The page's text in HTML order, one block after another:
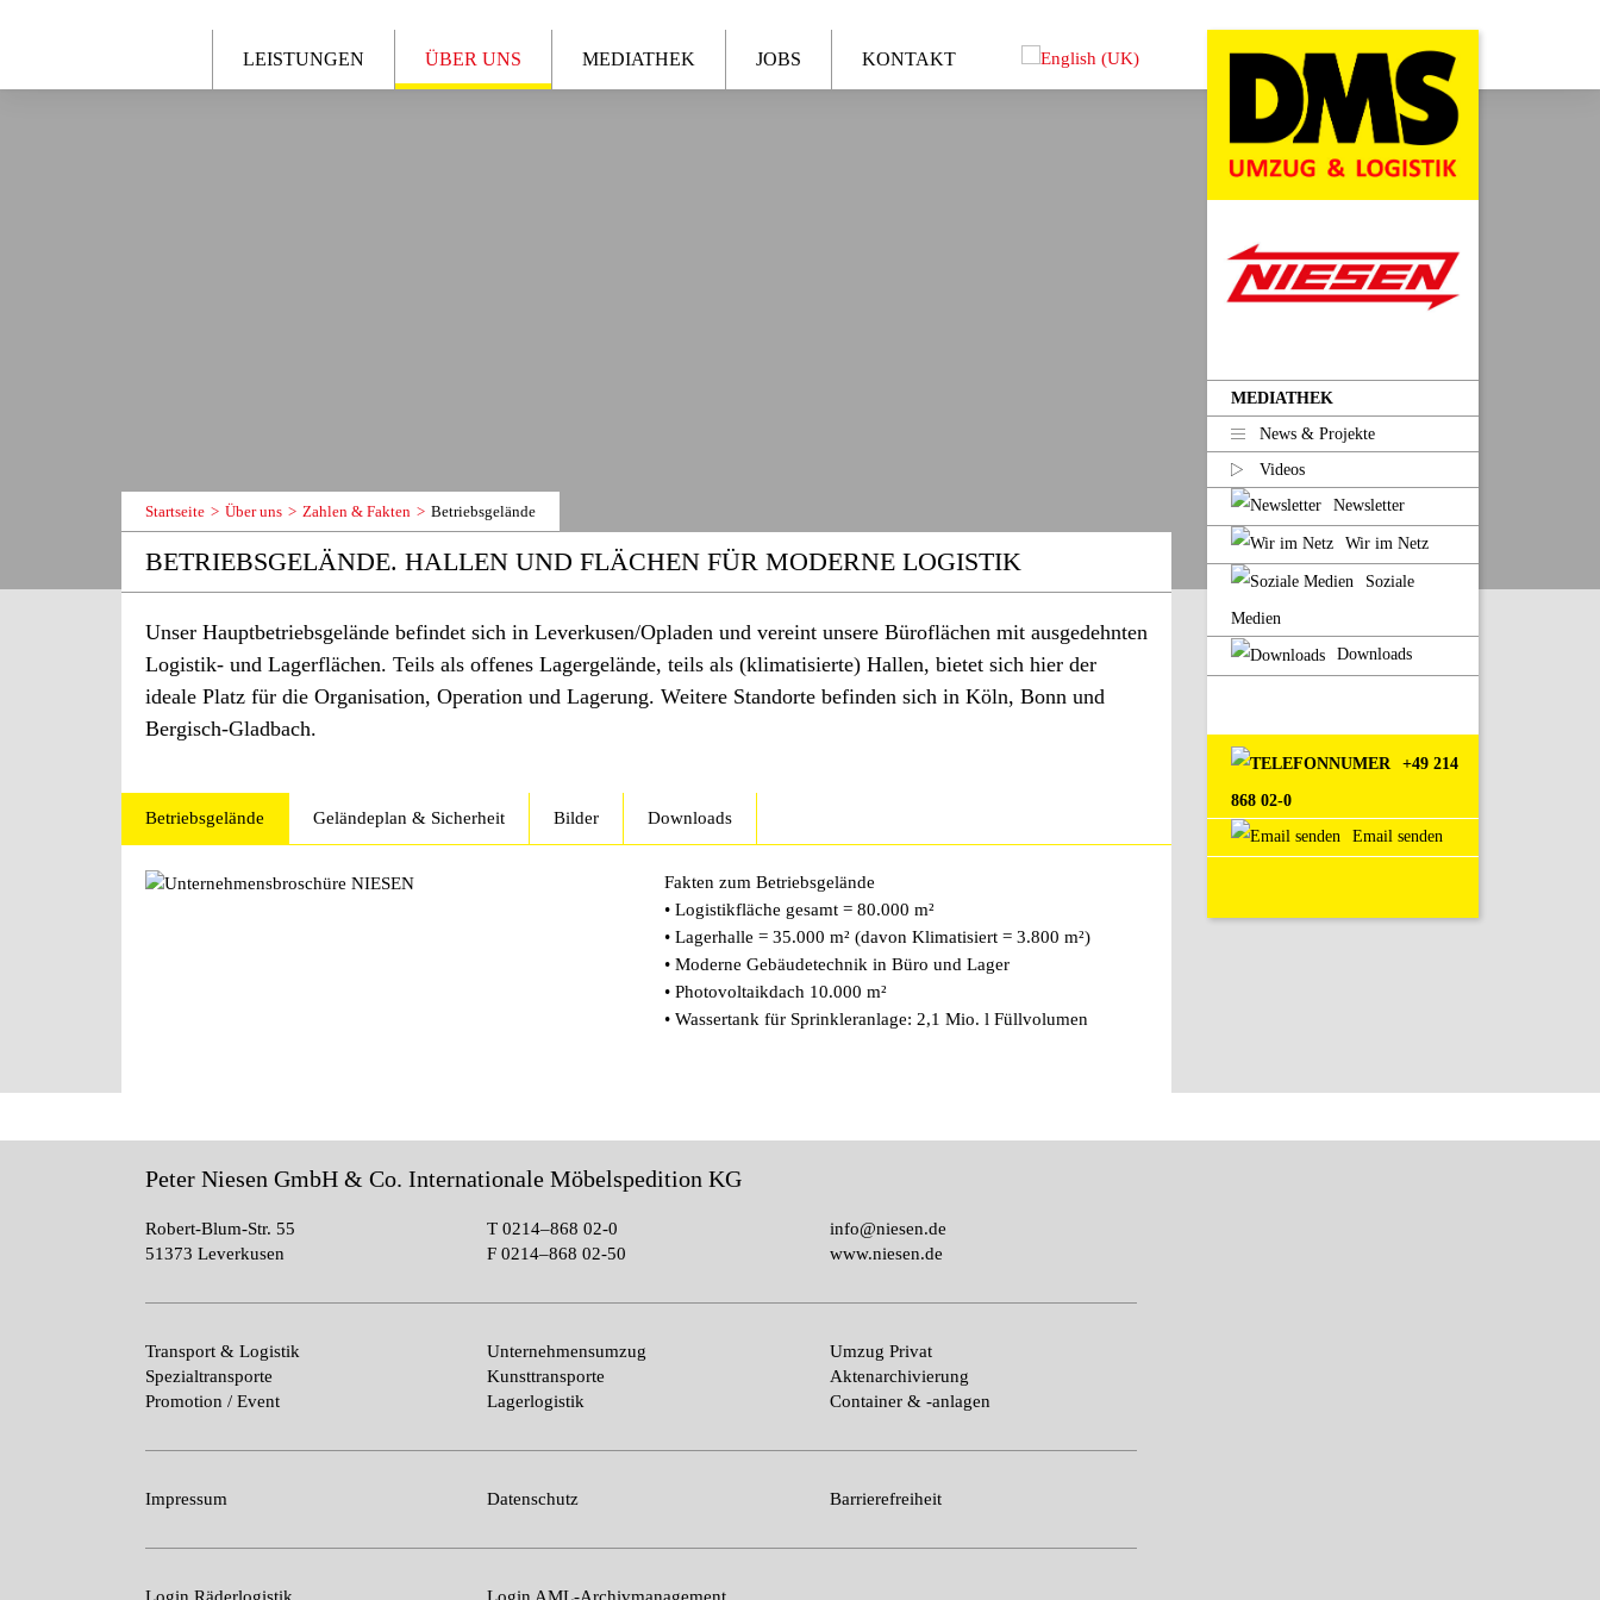
MEDIATHEK
News & Projekte
Videos
Newsletter
Wir im Netz
Soziale
Medien
Downloads
+49 214
868 02-0
Email senden
LEISTUNGEN ÜBER UNS MEDIATHEK JOBS KONTAKT
Startseite Über uns Zahlen & Fakten Betriebsgelände
BETRIEBSGELÄNDE. HALLEN UND FLÄCHEN FÜR MODERNE LOGISTIK
Unser Hauptbetriebsgelände befindet sich in Leverkusen/Opladen und vereint unsere Büroflächen mit ausgedehnten
Logistik- und Lagerflächen. Teils als offenes Lagergelände, teils als (klimatisierte) Hallen, bietet sich hier der
ideale Platz für die Organisation, Operation und Lagerung. Weitere Standorte befinden sich in Köln, Bonn und
Bergisch-Gladbach.
Betriebsgelände Geländeplan & Sicherheit Bilder Downloads
Fakten zum Betriebsgelände
• Logistikfläche gesamt = 80.000 m²
• Lagerhalle = 35.000 m² (davon Klimatisiert = 3.800 m²)
• Moderne Gebäudetechnik in Büro und Lager
• Photovoltaikdach 10.000 m²
• Wassertank für Sprinkleranlage: 2,1 Mio. l Füllvolumen
Peter Niesen GmbH & Co. Internationale Möbelspedition KG
Robert-Blum-Str. 55
51373 Leverkusen
T 0214–868 02-0
F 0214–868 02-50
info@niesen.de
www.niesen.de
Transport & Logistik
Spezialtransporte
Promotion / Event
Unternehmensumzug
Kunsttransporte
Lagerlogistik
Umzug Privat
Aktenarchivierung
Container & -anlagen
Impressum Datenschutz Barrierefreiheit